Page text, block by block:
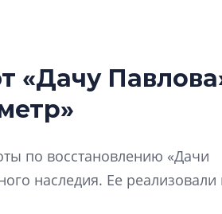
«Дачу
по восстановлению «Дачи
наследия. Ее реализовали
Разрыв цен
Разрыв цен
рынка?